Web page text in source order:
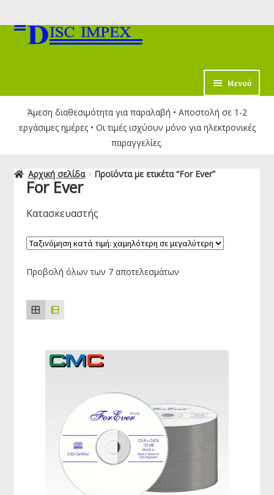
Απευθείας
μετάβαση
Μετάβαση
Μενού
Άμεση διαθεσιμότητα για παραλαβή • Αποστολή σε 1-2
εργάσιμες ημέρες • Οι τιμές ισχύουν μόνο για ηλεκτρονικές
παραγγελίες.
Αρχική σελίδα Προϊόντα με ετικέτα “For Ever”
For Ever
Κατασκευαστής
Προβολή όλων των 7 αποτελεσμάτων